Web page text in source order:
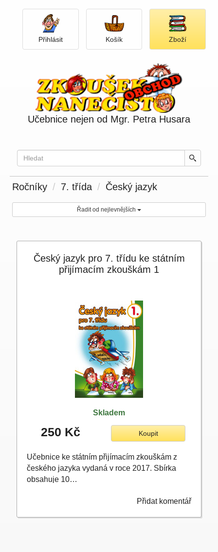
ZbožíOtevři
nabídku
KošíkOtevři košík
PřihlásitPřihlásit
Učebnice nejen od Mgr. Petra Husara
Ročníky 7. třída Český jazyk
Řadit od nejlevnějších
Český jazyk pro 7. třídu ke státním
přijímacím zkouškám 1
Skladem
250 Kč Koupit
Učebnice ke státním přijímacím zkouškám z
českého jazyka vydaná v roce 2017. Sbírka
obsahuje 10…
Přidat komentář